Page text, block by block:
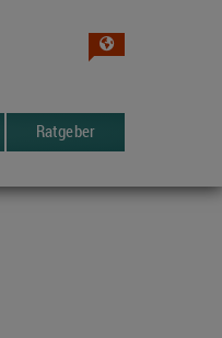
Sprache
Ratgeber